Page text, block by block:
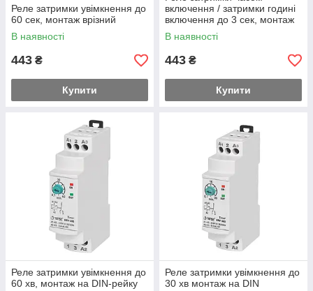
Реле затримки увімкнення до
60 сек, монтаж врізний
В наявності
443 ₴
Купити
включення / затримки годині
включення до 3 сек, монтаж
врізний
В наявності
443 ₴
Купити
Реле затримки увімкнення до
60 хв, монтаж на DIN-рейку
Реле затримки увімкнення до
30 хв монтаж на DIN